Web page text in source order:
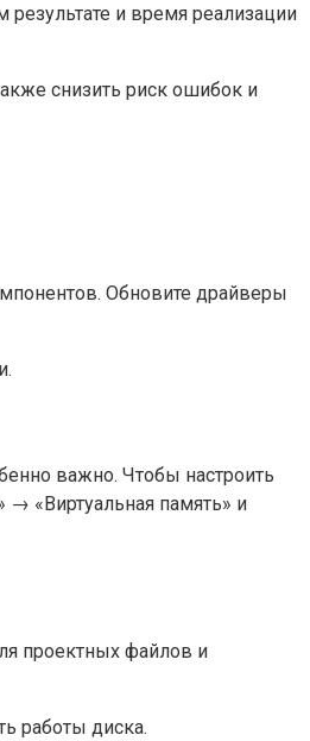
и время реализации
снизить риск ошибок и
Обновите драйверы
важно. Чтобы настроить
«Виртуальная память» и
проектных файлов и
работы диска.